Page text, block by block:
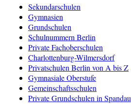
Sekundarschulen
Gymnasien
Grundschulen
Schulnummern Berlin
Private Fachoberschulen
Charlottenburg-Wilmersdorf
Privatschulen Berlin von A bis Z
Gymnasiale Oberstufe
Gemeinschaftsschulen
Private Grundschulen in Spandau